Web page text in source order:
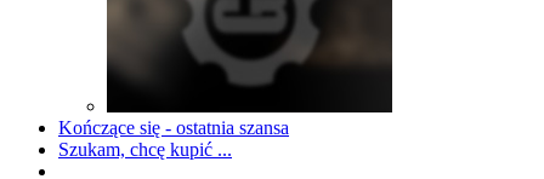
Kończące się - ostatnia szansa
Szukam, chcę kupić ...